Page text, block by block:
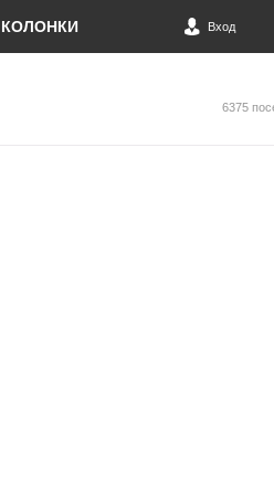
КОЛОНКИ Вход
6375